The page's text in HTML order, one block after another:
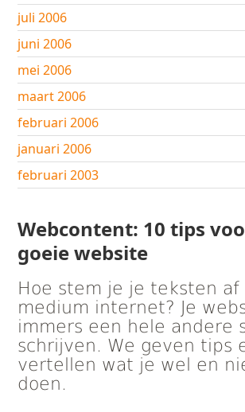
juli 2006
juni 2006
mei 2006
maart 2006
februari 2006
januari 2006
februari 2003
Webcontent: 10 tips
goeie website
Hoe stem je je teksten af
medium internet? Je
immers een hele andere
schrijven. We geven tips
vertellen wat je wel en
doen.